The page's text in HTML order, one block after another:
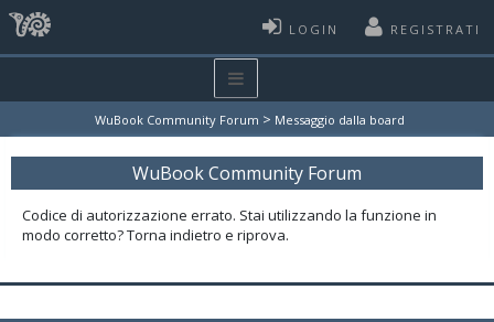
LOGIN REGISTRATI
WuBook Community Forum > Messaggio dalla board
WuBook Community Forum
Codice di autorizzazione errato. Stai utilizzando la funzione in
modo corretto? Torna indietro e riprova.